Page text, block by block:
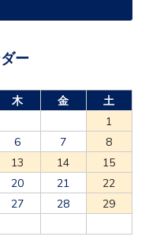
木 金
土
1
6 7
8
13 14
15
20 21
22
27 28
29